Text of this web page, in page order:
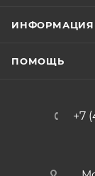
ИНФОРМАЦИЯ
ПОМОЩЬ
+7